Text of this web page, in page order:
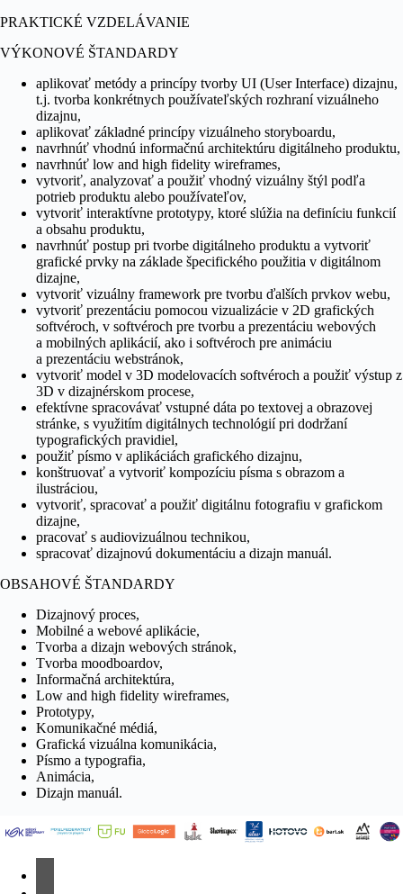
PRAKTICKÉ VZDELÁVANIE
VÝKONOVÉ ŠTANDARDY
aplikovať metódy a princípy tvorby UI (User Interface) dizajnu,
t.j. tvorba konkrétnych používateľských rozhraní vizuálneho
dizajnu,
aplikovať základné princípy vizuálneho storyboardu,
navrhnúť vhodnú informačnú architektúru digitálneho produktu,
navrhnúť low and high fidelity wireframes,
vytvoriť, analyzovať a použiť vhodný vizuálny štýl podľa
potrieb produktu alebo používateľov,
vytvoriť interaktívne prototypy, ktoré slúžia na definíciu funkcií
a obsahu produktu,
navrhnúť postup pri tvorbe digitálneho produktu a vytvoriť
grafické prvky na základe špecifického použitia v digitálnom
dizajne,
vytvoriť vizuálny framework pre tvorbu ďalších prvkov webu,
vytvoriť prezentáciu pomocou vizualizácie v 2D grafických
softvéroch, v softvéroch pre tvorbu a prezentáciu webových
a mobilných aplikácií, ako i softvéroch pre animáciu
a prezentáciu webstránok,
vytvoriť model v 3D modelovacích softvéroch a použiť výstup z
3D v dizajnérskom procese,
efektívne spracovávať vstupné dáta po textovej a obrazovej
stránke, s využitím digitálnych technológií pri dodržaní
typografických pravidiel,
použiť písmo v aplikáciách grafického dizajnu,
konštruovať a vytvoriť kompozíciu písma s obrazom a
ilustráciou,
vytvoriť, spracovať a použiť digitálnu fotografiu v grafickom
dizajne,
pracovať s audiovizuálnou technikou,
spracovať dizajnovú dokumentáciu a dizajn manuál.
OBSAHOVÉ ŠTANDARDY
Dizajnový proces,
Mobilné a webové aplikácie,
Tvorba a dizajn webových stránok,
Tvorba moodboardov,
Informačná architektúra,
Low and high fidelity wireframes,
Prototypy,
Komunikačné médiá,
Grafická vizuálna komunikácia,
Písmo a typografia,
Animácia,
Dizajn manuál.